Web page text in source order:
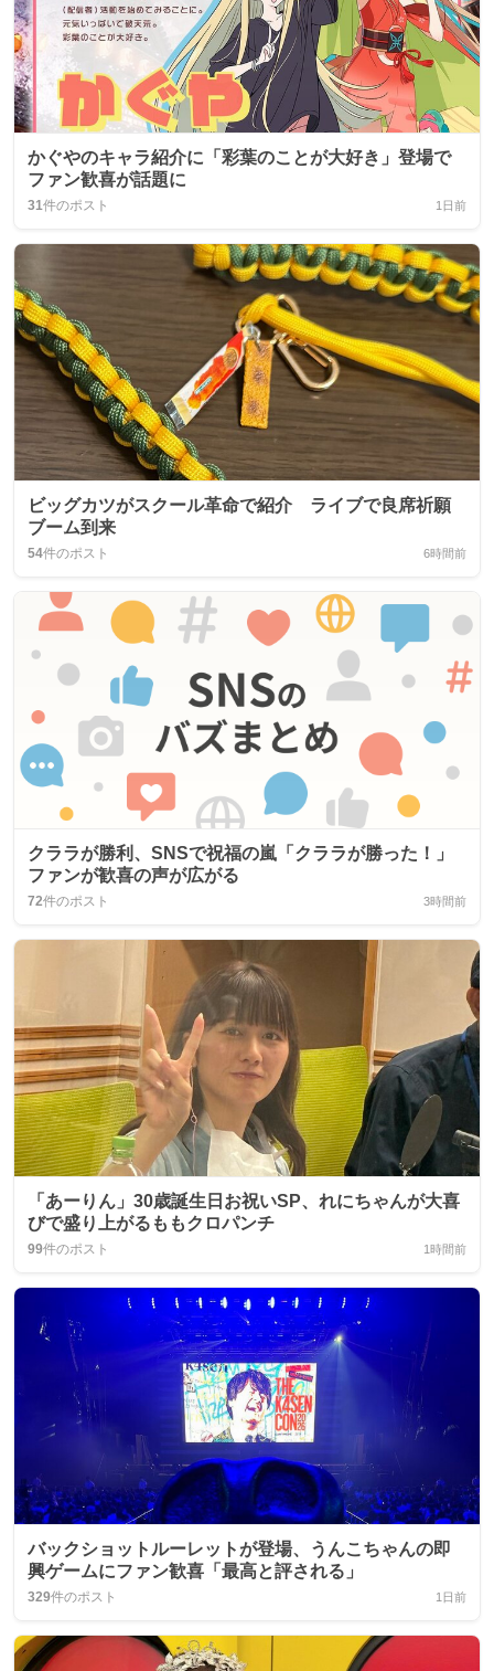
かぐやのキャラ紹介に「彩葉のことが大好き」登場で
ファン歓喜が話題に
31件のポスト 1日前
ビッグカツがスクール革命で紹介 ライブで良席祈願
ブーム到来
54件のポスト 6時間前
クララが勝利、SNSで祝福の嵐「クララが勝った！」
ファンが歓喜の声が広がる
72件のポスト 3時間前
「あーりん」30歳誕生日お祝いSP、れにちゃんが大喜
びで盛り上がるももクロパンチ
99件のポスト 1時間前
バックショットルーレットが登場、うんこちゃんの即
興ゲームにファン歓喜「最高と評される」
329件のポスト 1日前